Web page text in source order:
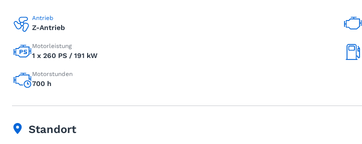
Antrieb
Z-Antrieb
Motorleistung
1 x 260 PS / 191 kW
Motorstunden
700 h
Standort